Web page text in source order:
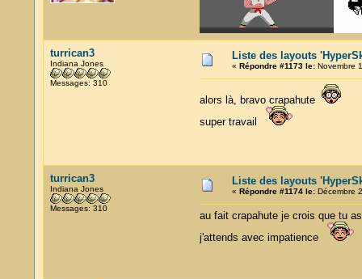
turrican3
Indiana Jones
Messages: 310
Liste des layouts
« Répondre #1173 le:Novembre
alors là, bravo crapahute
super travail
turrican3
Indiana Jones
Messages: 310
Liste des layouts
« Répondre #1174 le:Décembre
au fait crapahute je crois que tu
j'attends avec impatience